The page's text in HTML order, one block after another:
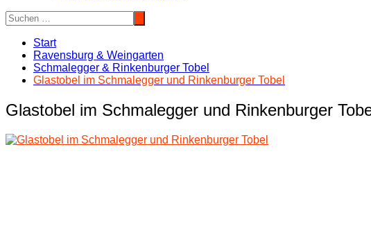
Start
Ravensburg & Weingarten
Schmalegger & Rinkenburger Tobel
Glastobel im Schmalegger und Rinkenburger Tobel
Glastobel im Schmalegger und Rinkenburger